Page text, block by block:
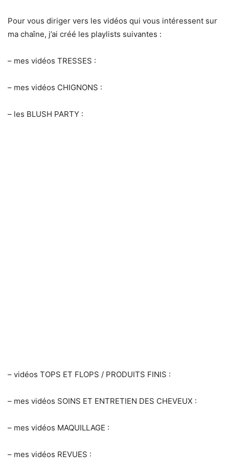
Pour vous diriger vers les vidéos qui vous intéressent sur
ma chaîne, j’ai créé les playlists suivantes :
– mes vidéos TRESSES :
– mes vidéos CHIGNONS :
– les BLUSH PARTY :
– vidéos TOPS ET FLOPS / PRODUITS FINIS :
– mes vidéos SOINS ET ENTRETIEN DES CHEVEUX :
– mes vidéos MAQUILLAGE :
– mes vidéos REVUES :